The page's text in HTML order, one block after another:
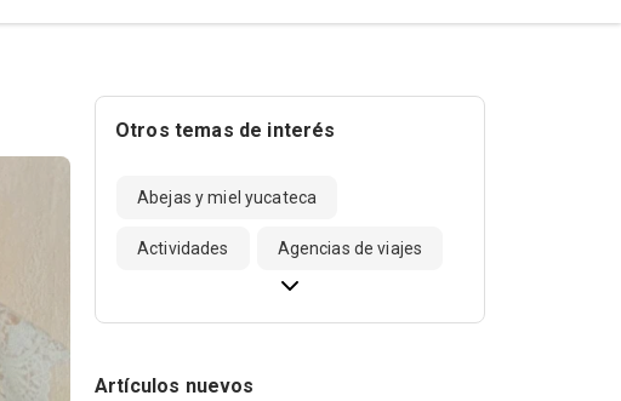
Otros temas de interés
Abejas y miel yucateca
Actividades Agencias de viajes
Artículos nuevos